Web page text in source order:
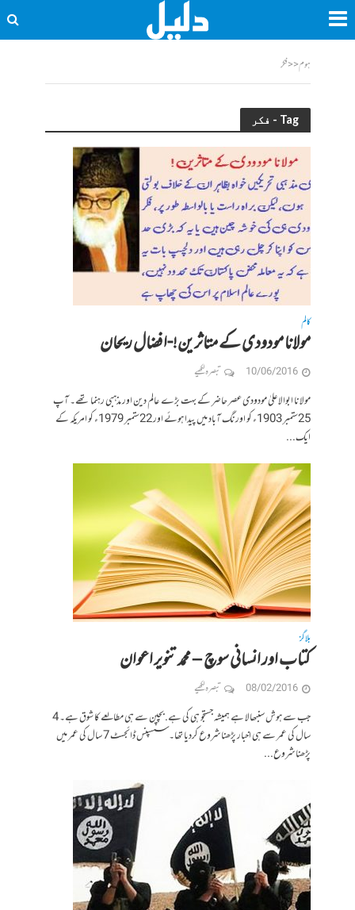
ہوم<<فکر
Tag - فکر
کالم
مولانا مودودی کے متاثرین!-افضال ریحان
10/06/2016 تبصرہ لکھیے
مولانا ابوالاعلیٰ مودودی عصر حاضر کے بہت بڑے عالم دین اور مذہبی رہنما تھے۔ آپ
25ستمبر 1903ء کو اورنگ آباد میں پیدا ہوئے اور 22ستمبر 1979ء کو امریکہ کے
ایک...
بلاگز
کتاب اور انسانی سوچ – محمد تنویر اعوان
08/02/2016 تبصرہ لکھیے
جب سے ہوش سنبھالا ہے ہمیشہ جستجو ہی کی ہے. بچپن سے ہی مطالعے کا شوق ہے۔ 4
سال کی عمر سے ہی اخبار پڑھنا شروع کردیا تھا۔ سسپنس ڈائجسٹ 7 سال کی عمر میں
پڑھنا شروع...